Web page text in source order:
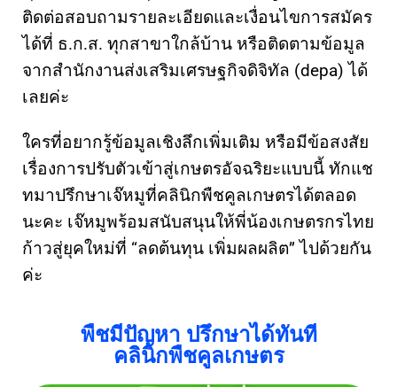
ติดต่อสอบถามรายละเอียดและเงื่อนไขการสมัคร
ได้ที่ ธ.ก.ส. ทุกสาขาใกล้บ้าน หรือติดตามข้อมูล
จากสำนักงานส่งเสริมเศรษฐกิจดิจิทัล (depa) ได้
เลยค่ะ
ใครที่อยากรู้ข้อมูลเชิงลึกเพิ่มเติม หรือมีข้อสงสัย
เรื่องการปรับตัวเข้าสู่เกษตรอัจฉริยะแบบนี้ ทักแช
ทมาปรึกษาเจ๊หมูที่คลินิกพืชคูลเกษตรได้ตลอด
นะคะ เจ๊หมูพร้อมสนับสนุนให้พี่น้องเกษตรกรไทย
ก้าวสู่ยุคใหม่ที่ “ลดต้นทุน เพิ่มผลผลิต” ไปด้วยกัน
ค่ะ
พืชมีปัญหา ปรึกษาได้ทันที
คลินิกพืชคูลเกษตร